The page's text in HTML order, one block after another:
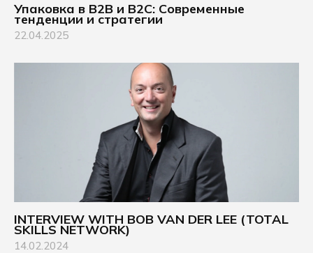
Упаковка в B2B и B2C: Современные
тенденции и стратегии
22.04.2025
INTERVIEW WITH BOB VAN DER LEE (TOTAL
SKILLS NETWORK)
14.02.2024